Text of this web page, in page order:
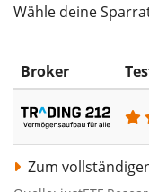
Wähle deine
Broker
Zum